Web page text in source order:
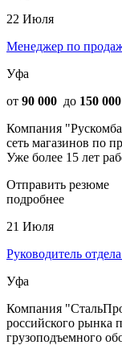
22 Июля
Менеджер по
Уфа
от 90 000 до 150 000
Компания
сеть магазинов по
Уже более 15 лет
Отправить резюме
подробнее
21 Июля
Руководитель
Уфа
Компания
российского рынка
грузоподъемного